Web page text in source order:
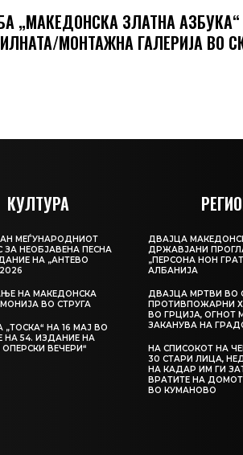
„МАКЕДОНСКА ЗЛАТНА
МОНТАЖНА ГАЛЕРИЈА ВО
КУЛТУРА
МЕЃУНАРОДНИОТ
ЗА НЕОБЈАВЕНА ПЕСНА
НА „АНТЕВО
НА МАКЕДОНСКА
ВО СТРУГА
„ТОСКА“ НА 16 МАЈ ВО
НА 54. ИЗДАНИЕ НА
ОПЕРСКИ ВЕЧЕРИ“
ДВАЈЦА
ДРЖАВЈАНИ
„ПЕРСОНА НОН
АЛБАНИЈА
ДВАЈЦА МРТВИ ВО
ПРОТИВПОЖАРНИ
ВО ГРЦИЈА, ОГНОТ
ЗАКАНУВА НА
НА СПИСОКОТ НА
30 СТАРИ ЛИЦА,
НА КАДАР ИМ ГИ
ВРАТИТЕ НА ДОМОТ
ВО КУМАНОВО